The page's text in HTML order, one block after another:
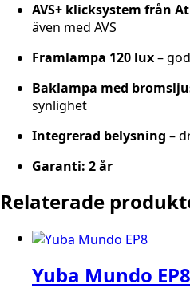
AVS+ klicksystem från
även med AVS
Framlampa 120 lux–
Baklampa med
synlighet
Integrerad belysning –
Garanti: 2 år
Relaterade
Yuba Mundo EP8